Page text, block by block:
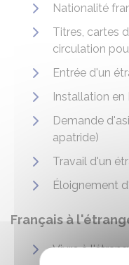
Nationalité
Titres, cartes
circulation
Entrée d'un
Installation en
Demande
apatride)
Travail d'un
Éloignement
Français à
Vivre à